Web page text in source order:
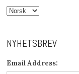
NYHETSBREV
Email Address: